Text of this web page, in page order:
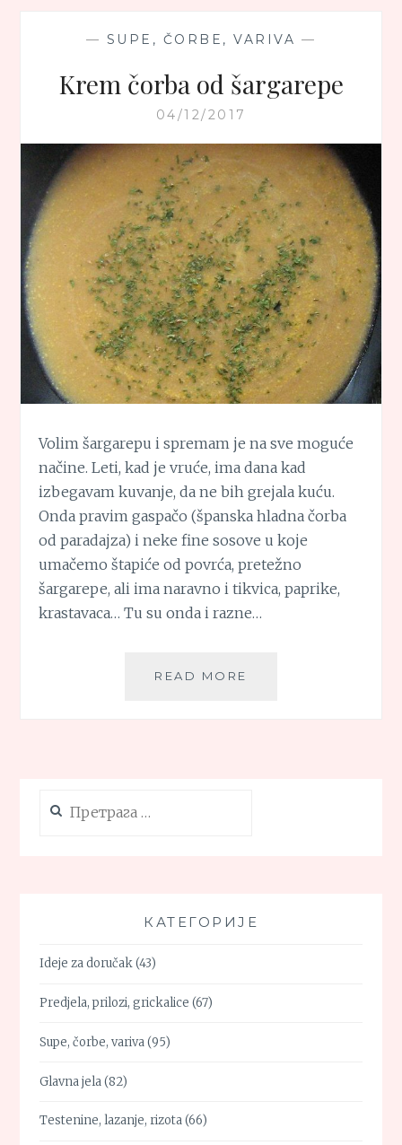
— SUPE, ČORBE, VARIVA —
Krem čorba od šargarepe
04/12/2017
Volim šargarepu i spremam je na sve moguće
načine. Leti, kad je vruće, ima dana kad
izbegavam kuvanje, da ne bih grejala kuću.
Onda pravim gaspačo (španska hladna čorba
od paradajza) i neke fine sosove u koje
umačemo štapiće od povrća, pretežno
šargarepe, ali ima naravno i tikvica, paprike,
krastavaca… Tu su onda i razne…
READ MORE
за:
КАТЕГОРИЈЕ
Ideje za doručak(43)
Predjela, prilozi, grickalice (67)
Supe, čorbe, variva(95)
Glavna jela(82)
Testenine, lazanje, rizota(66)